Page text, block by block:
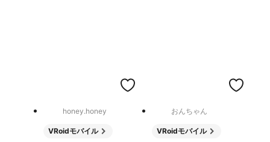
honey.honey
VRoidモバイル
おんちゃん
VRoidモバイル